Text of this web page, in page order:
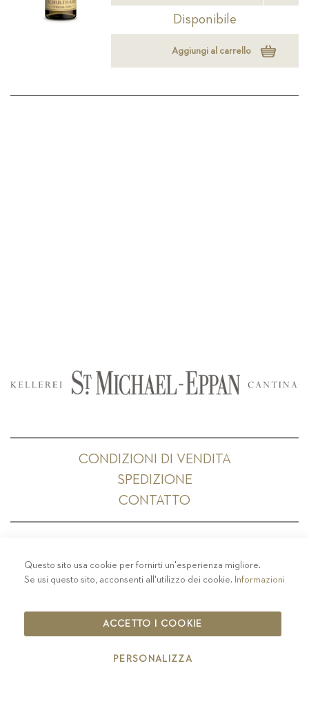
Disponibile
Aggiungi al carrello
CONDIZIONI DI VENDITA
SPEDIZIONE
CONTATTO
PRIVACY-COLOPHON - COOKIE POLICY
CODICE ETICO
IT00126670215
Questo sito usa cookie per fornirti un'esperienza migliore.
Se usi questo sito, acconsenti all'utilizzo dei cookie. Informazioni
ACCETTO I COOKIE
PERSONALIZZA